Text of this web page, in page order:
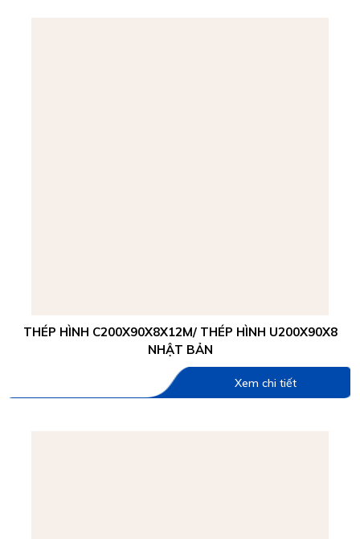
THÉP HÌNH C200X90X8X12M/ THÉP HÌNH U200X90X8
NHẬT BẢN
Xem chi tiết